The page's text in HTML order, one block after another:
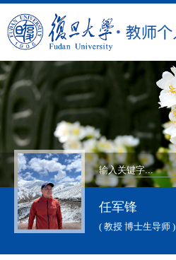
任军锋
( 教授 博士生导师 )